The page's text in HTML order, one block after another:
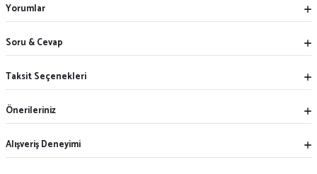
Yorumlar
Soru & Cevap
Taksit Seçenekleri
Önerileriniz
Alışveriş Deneyimi